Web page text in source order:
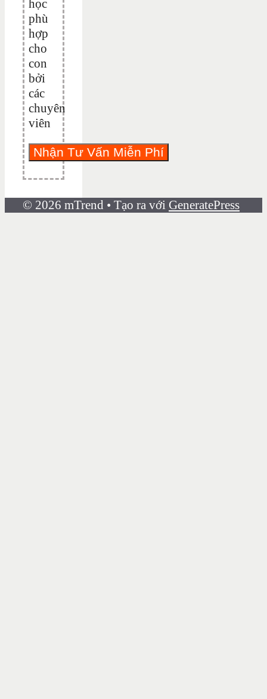
học
phù
hợp
cho
con
bởi
các
chuyên
viên
© 2026 mTrend • Tạo ra với GeneratePress